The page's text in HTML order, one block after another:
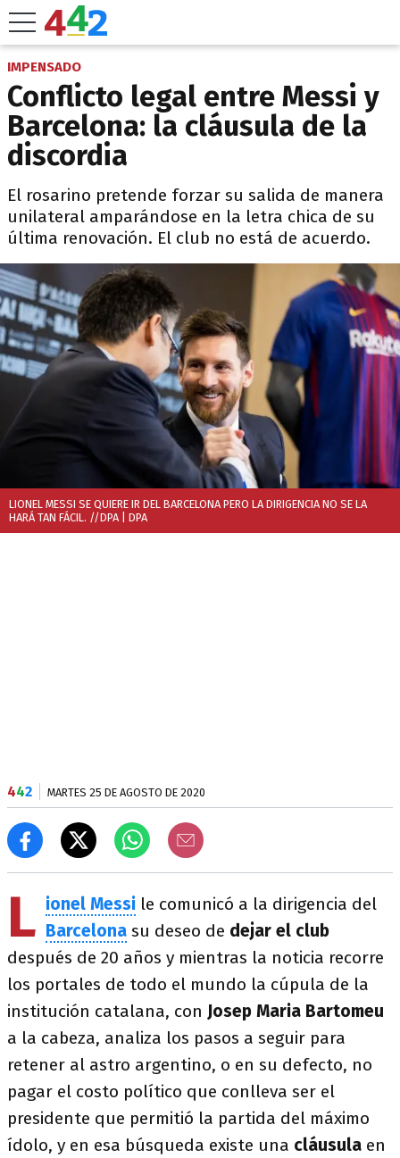
IMPENSADO
Conflicto legal entre Messi y
Barcelona: la cláusula de la
discordia
El rosarino pretende forzar su salida de manera
unilateral amparándose en la letra chica de su
última renovación. El club no está de acuerdo.
LIONEL MESSI SE QUIERE IR DEL BARCELONA PERO LA DIRIGENCIA NO SE LA
HARÁ TAN FÁCIL. //DPA | DPA
442 MARTES 25 DE AGOSTO DE 2020
L ionel Messi le comunicó a la dirigencia del
Barcelona su deseo de dejar el club
después de 20 años y mientras la noticia recorre
los portales de todo el mundo la cúpula de la
institución catalana, con Josep Maria Bartomeu
a la cabeza, analiza los pasos a seguir para
retener al astro argentino, o en su defecto, no
pagar el costo político que conlleva ser el
presidente que permitió la partida del máximo
ídolo, y en esa búsqueda existe una cláusula en